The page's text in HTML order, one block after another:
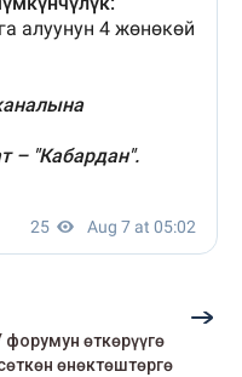
өткөрүүгө
өнөктөштөргө